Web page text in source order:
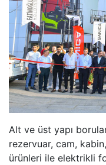
Alt ve üst yapı
rezervuar, cam,
ürünleri ile elektrikli